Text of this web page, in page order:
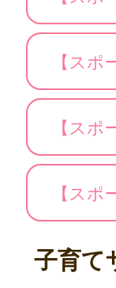
【ス
【ス
【ス
子育て